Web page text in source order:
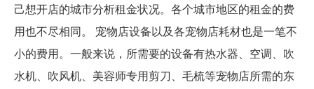
己想开店的城市分析租金状况。各个城市地区的租金的费
用也不尽相同。 宠物店设备以及各宠物店耗材也是一笔不
小的费用。一般来说，所需要的设备有热水器、空调、吹
水机、吹风机、美容师专用剪刀、毛梳等宠物店所需的东